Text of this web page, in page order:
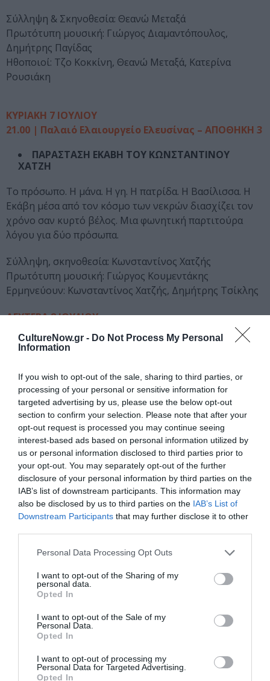
CultureNow.gr - Do Not Process My Personal
Information
If you wish to opt-out of the sale, sharing to third parties, or
processing of your personal or sensitive information for
targeted advertising by us, please use the below opt-out
section to confirm your selection. Please note that after your
opt-out request is processed you may continue seeing
interest-based ads based on personal information utilized by
us or personal information disclosed to third parties prior to
your opt-out. You may separately opt-out of the further
disclosure of your personal information by third parties on the
IAB’s list of downstream participants. This information may
also be disclosed by us to third parties on the IAB’s List of
Downstream Participants that may further disclose it to other
Personal Data Processing Opt Outs
I want to opt-out of the Sharing of my
personal data.
Opted In
I want to opt-out of the Sale of my
Personal Data.
Opted In
I want to opt-out of processing my
Personal Data for Targeted Advertising.
Opted In
Σύλληψη & Σκηνοθεσία: Θεανώ Μεταξά
Πρωτότυπη μουσική: Γιώργος Διαμαντόπουλος,
Δημήτρης Παγίδας
Ηθοποιοί: Τζο Κοκκίνη, Θεανώ Μεταξά, Κατερίνα
Ρουσιάκη
ΚΥΡΙΑΚΗ 7 ΙΟΥΛΙΟΥ
21.00 | Παλαιό Ελαιουργείο Ελευσίνας – ΑΠΟΘΗΚΗ 3
ΠΑΡΑΣΤΑΣΗ ΕΚΑΒΗ ΤΟΥ ΚΩΝΣΤΑΝΤΙΝΟΥ
ΧΑΤΖΗ
Το πρόσωπο. Η μάνα. Η γη. Η πατρίδα. Η Βασίλισσα. Η
Εκάβη μέσα από τον κόσμο των νεκρών διασχίζει τον
χρόνο σαν κυρτό βέλος. Μια φωνητική παρτιτούρα
λόγου για δύο πρόσωπα.
Σύλληψη, σκηνοθεσία: Κωνσταντίνος Χατζής
Πρωτότυπη μουσική: Γιώργος Κουμεντάκης
Ερμηνεύουν: Κωνσταντίνος Χατζής, Δημήτρης Τσίκλης
ΔΕΥΤΕΡΑ 8 ΙΟΥΛΙΟΥ
21.00 | Παλαιό Ελαιουργείο Ελευσίνας – ΑΠΟΘΗΚΗ 3
ΡΕΜΕΔΙΑΚΗ
Τι κάνουν οι Βάκχες στην πόλη και τι οι Μαινάδες στο
βουνό, γυναίκες σε έναν κόσμο που τις αποκλείει; Πώς
μπορούμε να αντέξουμε αυτό που είναι έξω από μας και
ταυτόχρονα πιο βαθιά μέσα μας, χωρίς να
καταστραφούμε ή να το δολοφονήσουμε; Τα ερωτήματα
αυτά τίθενται σήμερα, σε μια εποχή όπου η
ανθρωπότητα μοιάζει να έχει ομοίως ακυρωθεί, στα
συρματοπλέγματα της Γάζας, όπου μικρά χεράκια
συνθλίβονται απελπισμένα προτάσσοντας πλαστικά
δοχεία, για κάποιες σταγόνες νερό.
21.00 | Παλαιό Ελαιουργείο Ελευσίνας – ΑΠΟΘΗΚΗ 3
«Η γυναίκα και ο Θάνατος»
ΔΙΑΛΕΞΗ και ΣΥΖΗΤΗΣΗ με την ΜΙΡΑΝΤΑ
ΤΕΡΖΟΠΟΥΛΟΥ
θρηνητικές πρακτικές στον ελλαδικό/ελληνόφωνο
κυρίως χώρο θα μιλήσει η λαογράφος-εθνολόγος-